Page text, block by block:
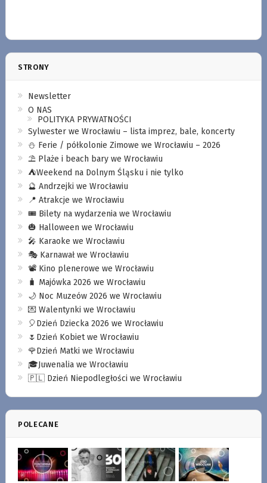
STRONY
Newsletter
O NAS
POLITYKA PRYWATNOŚCI
Sylwester we Wrocławiu – lista imprez, bale, koncerty
⛄️ Ferie / półkolonie Zimowe we Wrocławiu – 2026
⛱️ Plaże i beach bary we Wrocławiu
⛺️Weekend na Dolnym Śląsku i nie tylko
🔮 Andrzejki we Wrocławiu
📍 Atrakcje we Wrocławiu
🎟️ Bilety na wydarzenia we Wrocławiu
🎃 Halloween we Wrocławiu
🎤 Karaoke we Wrocławiu
🎭 Karnawał we Wrocławiu
📽️ Kino plenerowe we Wrocławiu
🧳 Majówka 2026 we Wrocławiu
🌙 Noc Muzeów 2026 we Wrocławiu
💌 Walentynki we Wrocławiu
🎈Dzień Dziecka 2026 we Wrocławiu
🌷Dzień Kobiet we Wrocławiu
🌹Dzień Matki we Wrocławiu
🎓Juwenalia we Wrocławiu
🇵🇱 Dzień Niepodległości we Wrocławiu
POLECANE